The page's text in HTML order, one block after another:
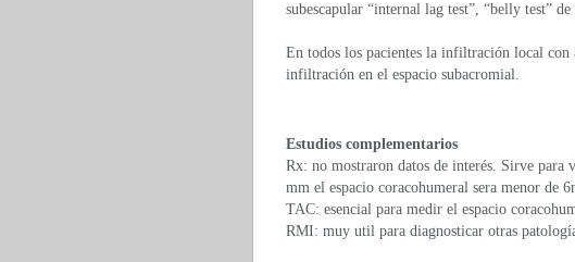
subescapular “internal lag test”, “belly test”
En todos los pacientes la infiltración local con
infiltración en el espacio subacromial.
Estudios complementarios
Rx: no mostraron datos de interés. Sirve para
mm el espacio coracohumeral sera menor de
TAC: esencial para medir el espacio
RMI: muy util para diagnosticar otras